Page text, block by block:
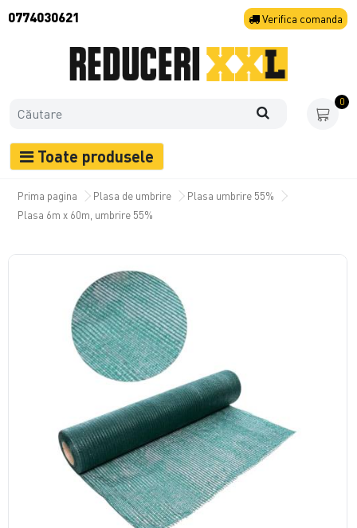
0774030621 Verifica comanda
0
Toate produsele
Prima pagina Plasa de umbrire
Plasa umbrire 55%
Plasa 6m x 60m, umbrire 55%